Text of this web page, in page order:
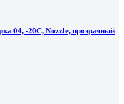
04, -20С, Nozzle, прозрачный